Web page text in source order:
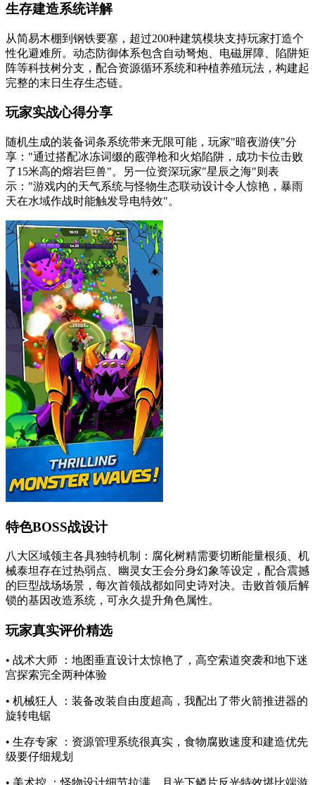
生存建造系统详解
从简易木棚到钢铁要塞，超过200种建筑模块支持玩家打造个
性化避难所。动态防御体系包含自动弩炮、电磁屏障、陷阱矩
阵等科技树分支，配合资源循环系统和种植养殖玩法，构建起
完整的末日生存生态链。
玩家实战心得分享
随机生成的装备词条系统带来无限可能，玩家"暗夜游侠"分
享："通过搭配冰冻词缀的霰弹枪和火焰陷阱，成功卡位击败
了15米高的熔岩巨兽"。另一位资深玩家"星辰之海"则表
示："游戏内的天气系统与怪物生态联动设计令人惊艳，暴雨
天在水域作战时能触发导电特效"。
特色BOSS战设计
八大区域领主各具独特机制：腐化树精需要切断能量根须、机
械泰坦存在过热弱点、幽灵女王会分身幻象等设定，配合震撼
的巨型战场场景，每次首领战都如同史诗对决。击败首领后解
锁的基因改造系统，可永久提升角色属性。
玩家真实评价精选
• 战术大师 ：地图垂直设计太惊艳了，高空索道突袭和地下迷
宫探索完全两种体验
• 机械狂人 ：装备改装自由度超高，我配出了带火箭推进器的
旋转电锯
• 生存专家 ：资源管理系统很真实，食物腐败速度和建造优先
级要仔细规划
• 美术控 ：怪物设计细节拉满，月光下鳞片反光特效堪比端游